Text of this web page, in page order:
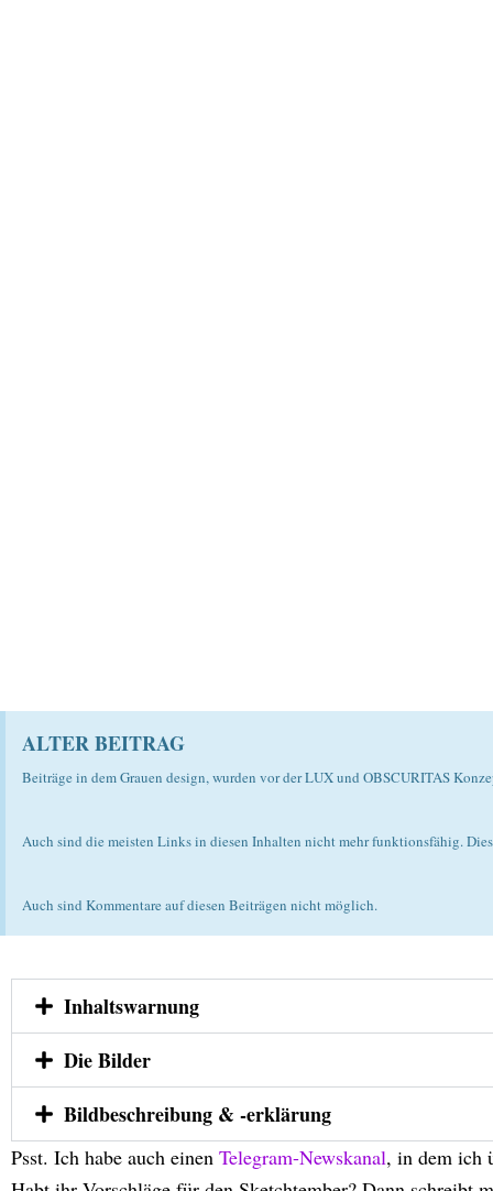
ALTER BEITRAG
Beiträge in dem Grauen design, wurden vor der LUX und OBSCURITAS
Auch sind die meisten Links in diesen Inhalten nicht mehr funktionsfähig.
Auch sind Kommentare auf diesen Beiträgen nicht möglich.
Inhaltswarnung
Die Bilder
Bildbeschreibung & -erklärung
Psst. Ich habe auch einen Telegram-Newskanal, in dem ich